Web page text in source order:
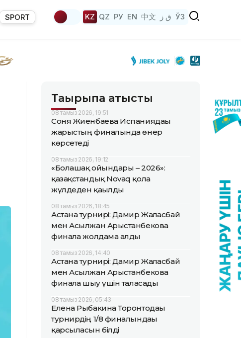
SPORT KZ QZ РУ EN 中文 ق ز ЎЗ
Тақырыпқа қатысты
08 тамыз 2026, 19:51
Соня Жиенбаева Испаниядағы
жарыстың финалында өнер
көрсетеді
08 тамыз 2026, 19:12
«Болашақ ойындары – 2026»:
қазақстандық Novaq қола
жүлдеден қағылды
08 тамыз 2026, 18:45
Астана турнирі: Дамир Жалғасбай
мен Асылжан Арыстанбекова
финалға жолдама алды
08 тамыз 2026, 14:40
Астана турнирі: Дамир Жалғасбай
мен Асылжан Арыстанбекова
финалға шығу үшін таласады
08 тамыз 2026, 05:43
Елена Рыбакина Торонтодағы
турнирдің 1/8 финалындағы
қарсыласын білді